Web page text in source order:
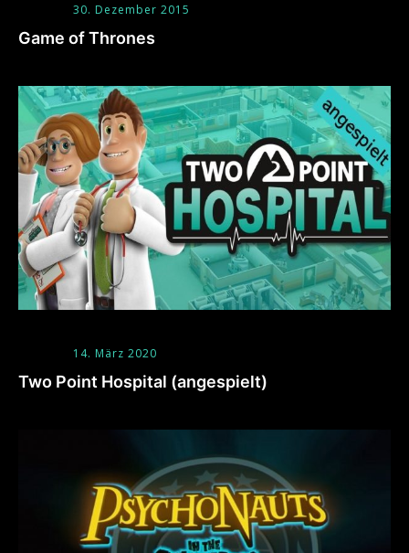
30. Dezember 2015
Game of Thrones
14. März 2020
Two Point Hospital (angespielt)